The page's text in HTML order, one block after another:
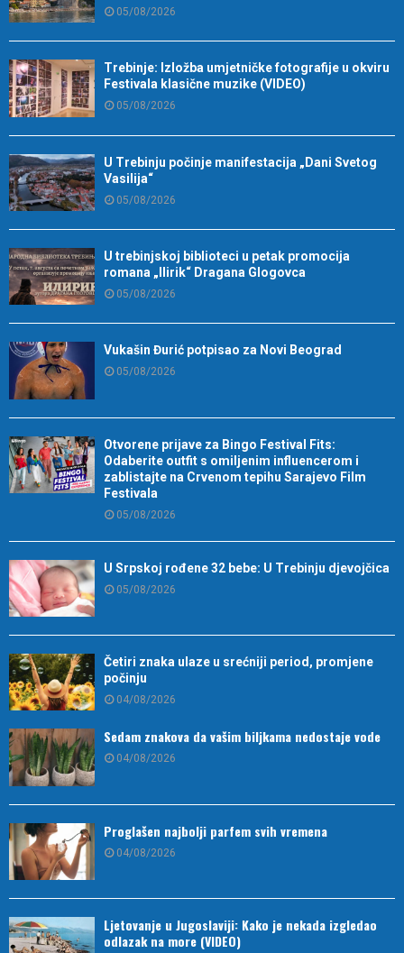
05/08/2026
Trebinje: Izložba umjetničke fotografije u okviru
Festivala klasične muzike (VIDEO)
05/08/2026
U Trebinju počinje manifestacija „Dani Svetog
Vasilija“
05/08/2026
U trebinjskoj biblioteci u petak promocija
romana „Ilirik“ Dragana Glogovca
05/08/2026
Vukašin Đurić potpisao za Novi Beograd
05/08/2026
Otvorene prijave za Bingo Festival Fits:
Odaberite outfit s omiljenim influencerom i
zablistajte na Crvenom tepihu Sarajevo Film
Festivala
05/08/2026
U Srpskoj rođene 32 bebe: U Trebinju djevojčica
05/08/2026
Četiri znaka ulaze u srećniji period, promjene
počinju
04/08/2026
Sedam znakova da vašim biljkama nedostaje vode
04/08/2026
Proglašen najbolji parfem svih vremena
04/08/2026
Ljetovanje u Jugoslaviji: Kako je nekada izgledao
odlazak na more (VIDEO)